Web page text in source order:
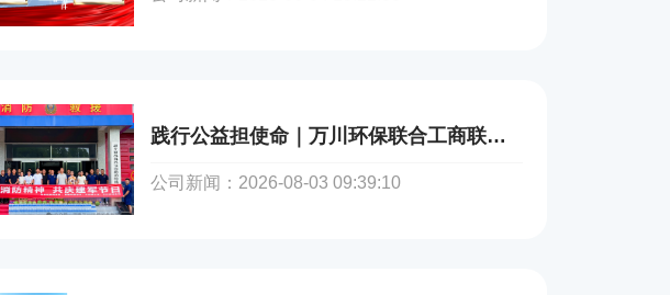
践行公益担使命｜万川环保联合工商联夏日慰问消防一线
公司新闻：2026-08-03 09:39:10